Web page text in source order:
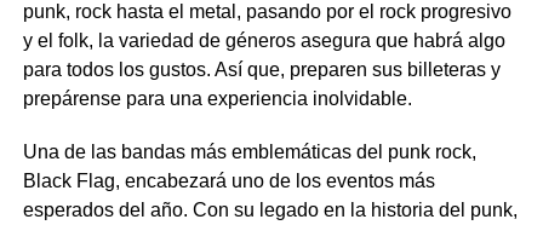
punk, rock hasta el metal, pasando por el rock progresivo
y el folk, la variedad de géneros asegura que habrá algo
para todos los gustos. Así que, preparen sus billeteras y
prepárense para una experiencia inolvidable.
Una de las bandas más emblemáticas del punk rock,
Black Flag, encabezará uno de los eventos más
esperados del año. Con su legado en la historia del punk,